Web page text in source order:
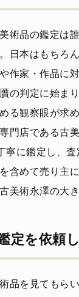
術品の鑑定は
日本はもちろ
作家・作品に
の判定に始ま
る観察眼が求
門店である古
寧に鑑定し、
含めて売り主
美術永澤の大
定を依頼
品を見てもら